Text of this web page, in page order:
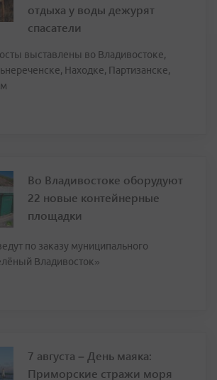
отдыха у воды дежурят
спасатели
выставлены во Владивостоке,
Находке, Партизанске,
Во Владивостоке оборудуют
22 новые контейнерные
площадки
по заказу муниципального
Владивосток»
7 августа – День маяка:
Приморские стражи моря